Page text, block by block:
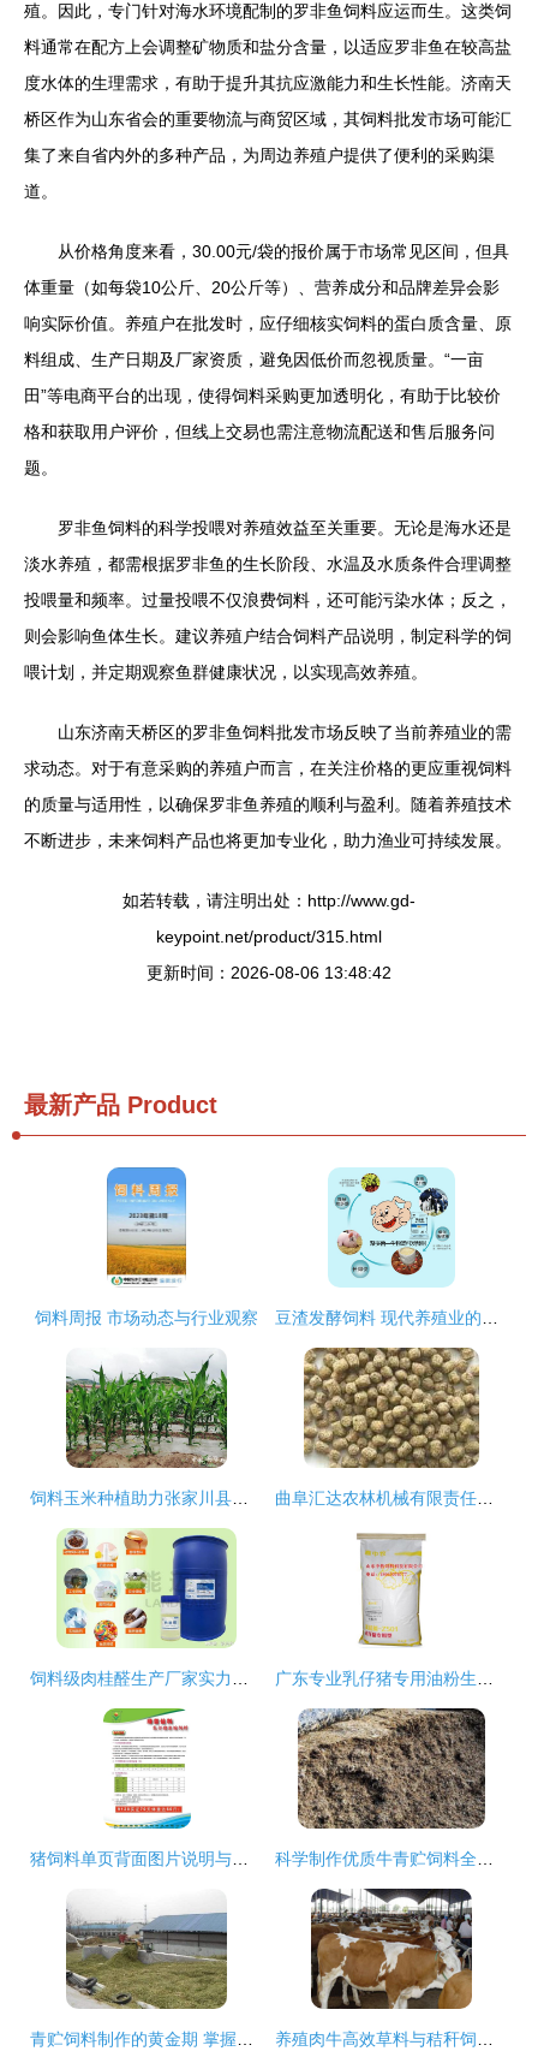
殖。因此，专门针对海水环境配制的罗非鱼饲料应运而生。这类饲
料通常在配方上会调整矿物质和盐分含量，以适应罗非鱼在较高盐
度水体的生理需求，有助于提升其抗应激能力和生长性能。济南天
桥区作为山东省会的重要物流与商贸区域，其饲料批发市场可能汇
集了来自省内外的多种产品，为周边养殖户提供了便利的采购渠
道。
从价格角度来看，30.00元/袋的报价属于市场常见区间，但具
体重量（如每袋10公斤、20公斤等）、营养成分和品牌差异会影
响实际价值。养殖户在批发时，应仔细核实饲料的蛋白质含量、原
料组成、生产日期及厂家资质，避免因低价而忽视质量。“一亩
田”等电商平台的出现，使得饲料采购更加透明化，有助于比较价
格和获取用户评价，但线上交易也需注意物流配送和售后服务问
题。
罗非鱼饲料的科学投喂对养殖效益至关重要。无论是海水还是
淡水养殖，都需根据罗非鱼的生长阶段、水温及水质条件合理调整
投喂量和频率。过量投喂不仅浪费饲料，还可能污染水体；反之，
则会影响鱼体生长。建议养殖户结合饲料产品说明，制定科学的饲
喂计划，并定期观察鱼群健康状况，以实现高效养殖。
山东济南天桥区的罗非鱼饲料批发市场反映了当前养殖业的需
求动态。对于有意采购的养殖户而言，在关注价格的更应重视饲料
的质量与适用性，以确保罗非鱼养殖的顺利与盈利。随着养殖技术
不断进步，未来饲料产品也将更加专业化，助力渔业可持续发展。
如若转载，请注明出处：http://www.gd-
keypoint.net/product/315.html
更新时间：2026-08-06 13:48:42
最新产品 Product
饲料周报 市场动态与行业观察